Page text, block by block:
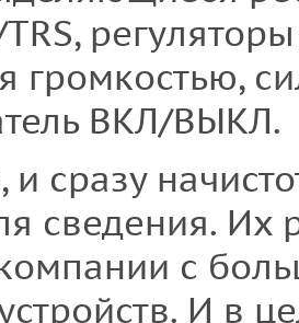
громкостью,
ВКЛ/ВЫКЛ.
сразу
сведения. Их
с
И в